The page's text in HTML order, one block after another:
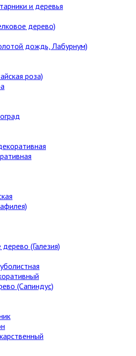
и деревья
дерево)
дождь, Лабурнум)
роза)
(Галезия)
(Сапиндус)